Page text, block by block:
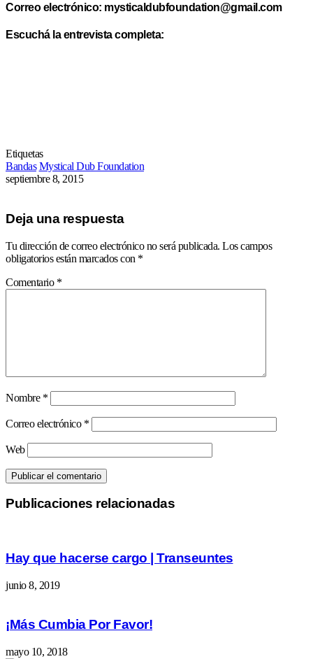
Correo electrónico: mysticaldubfoundation@gmail.com
Escuchá la entrevista completa:
Etiquetas
Bandas Mystical Dub Foundation
septiembre 8, 2015
Deja una respuesta
Tu dirección de correo electrónico no será publicada. Los campos
obligatorios están marcados con *
Comentario *
Nombre *
Correo electrónico *
Web
Publicaciones relacionadas
Hay que hacerse cargo | Transeuntes
junio 8, 2019
¡Más Cumbia Por Favor!
mayo 10, 2018